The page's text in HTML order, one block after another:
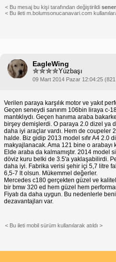
< Bu mesaj bu kişi tarafından değiştirildi
< Bu ileti m.bolumsonucanavari.com
EagleWing
Yüzbaşı
09 Mart 2014 Pazar 12:04:25
Verilen paraya karşılık motor ve yakıt
Geçen seneydi sanırım 106bin liraya c-
mantıklıydı. Geçen hanıma araba
birşey demişlerdi. O paraya 2.0 dizel ya
daha iyi araçlar vardı. Hem de coupeler
halde. Biz gidip 2013 model sıfır A4 2.0
makyajlanacak. Ama 121 bine o arabayı
Elde araba da kalmamıştır. 2014 model
döviz kuru belki de 3.5'a yaklaşabilirdi.
daha iyi. Fabrika verisi şehir içi 5,7 litre
6,5-7 lt olsun. Mükemmel değerler.
Mercedes c180 gerçekten güzel ve
bir bmw 320 ed hem güzel hem
Fiyatı da daha uygun. Bu nedenlerle
dezavantajları var.
< Bu ileti mobil sürüm kullanılarak atıldı >